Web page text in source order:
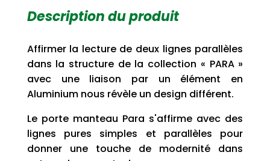
Description du produit
Affirmer la lecture de deux lignes parallèles
dans la structure de la collection « PARA »
avec une liaison par un élément en
Aluminium nous révèle un design différent.
Le porte manteau Para s'affirme avec des
lignes pures simples et parallèles pour
donner une touche de modernité dans